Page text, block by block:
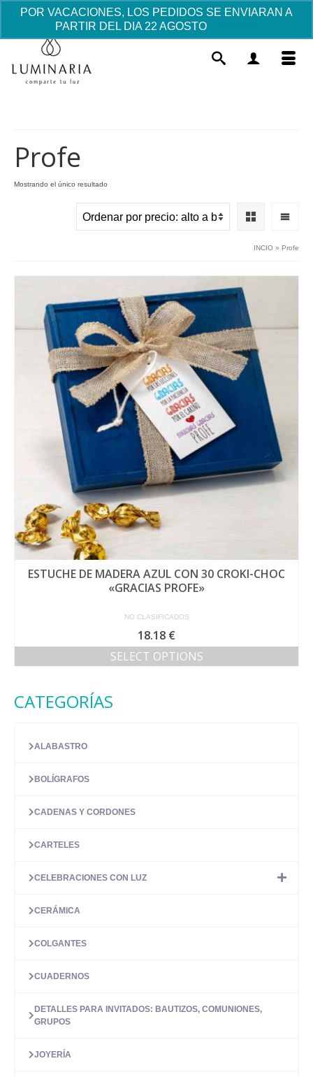
POR VACACIONES, LOS PEDIDOS SE ENVIARAN A
PARTIR DEL DIA 22 AGOSTO
Profe
Mostrando el único resultado
INCIO » Profe
ESTUCHE DE MADERA AZUL CON 30 CROKI-CHOC
«GRACIAS PROFE»
NO CLASIFICADOS
18.18 €
SELECT OPTIONS
CATEGORÍAS
ALABASTRO
BOLÍGRAFOS
CADENAS Y CORDONES
CARTELES
CELEBRACIONES CON LUZ
CERÁMICA
COLGANTES
CUADERNOS
DETALLES PARA INVITADOS: BAUTIZOS, COMUNIONES,
GRUPOS
JOYERÍA
Taza Romántica
7.87€